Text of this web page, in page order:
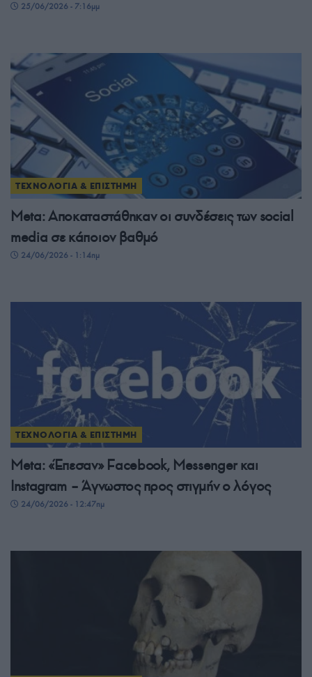
25/06/2026 - 7:16μμ
ΤΕΧΝΟΛΟΓΙΑ & ΕΠΙΣΤΗΜΗ
Meta: Αποκαταστάθηκαν οι συνδέσεις των social
media σε κάποιον βαθμό
24/06/2026 - 1:14πμ
ΤΕΧΝΟΛΟΓΙΑ & ΕΠΙΣΤΗΜΗ
Meta: «Έπεσαν» Facebook, Messenger και
Instagram – Άγνωστος προς στιγμήν ο λόγος
24/06/2026 - 12:47πμ